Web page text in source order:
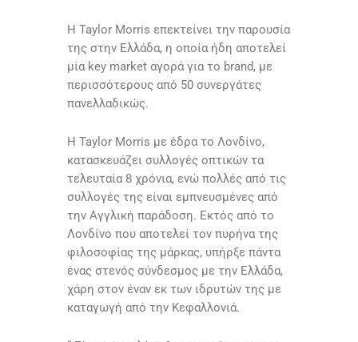
Η Taylor Morris επεκτείνει την παρουσία
της στην Ελλάδα, η οποία ήδη αποτελεί
μία key market αγορά για το brand, με
περισσότερους από 50 συνεργάτες
πανελλαδικώς.
H Taylor Morris με έδρα το Λονδίνο,
κατασκευάζει συλλογές οπτικών τα
τελευταία 8 χρόνια, ενώ πολλές από τις
συλλογές της είναι εμπνευσμένες από
την Αγγλική παράδοση. Εκτός από το
Λονδίνο που αποτελεί τον πυρήνα της
φιλοσοφίας της μάρκας, υπήρξε πάντα
ένας στενός σύνδεσμος με την Ελλάδα,
χάρη στον έναν εκ των ιδρυτών της με
καταγωγή από την Κεφαλλονιά.